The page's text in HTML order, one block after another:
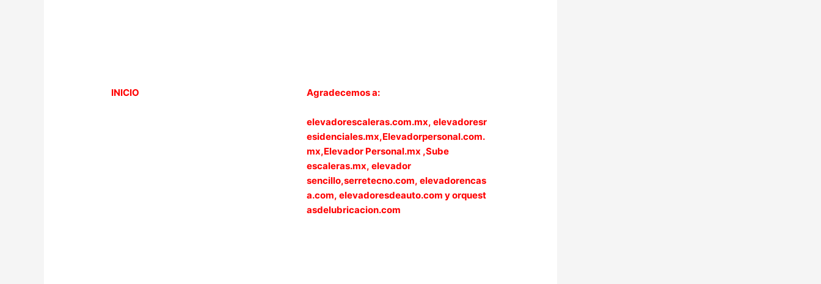
INICIO Agradecemos a:
elevadorescaleras.com.mx, elevadoresr
esidenciales.mx,Elevadorpersonal.com.
mx,Elevador Personal.mx ,Sube
escaleras.mx, elevador
sencillo,serretecno.com, elevadorencas
a.com, elevadoresdeauto.com yorquest
asdelubricacion.com